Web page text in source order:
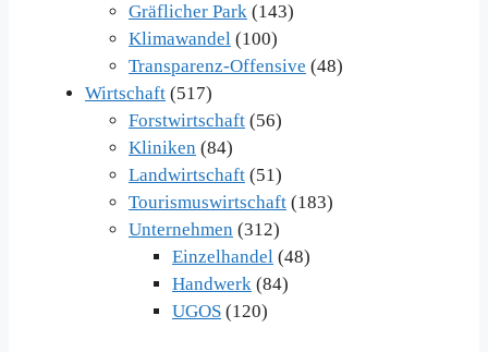
Gräflicher Park (143)
Klimawandel (100)
Transparenz-Offensive (48)
Wirtschaft (517)
Forstwirtschaft (56)
Kliniken (84)
Landwirtschaft (51)
Tourismuswirtschaft (183)
Unternehmen (312)
Einzelhandel (48)
Handwerk (84)
UGOS (120)